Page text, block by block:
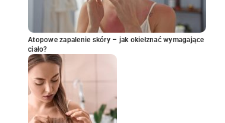
Atopowe zapalenie skóry – jak okiełznać wymagające
ciało?